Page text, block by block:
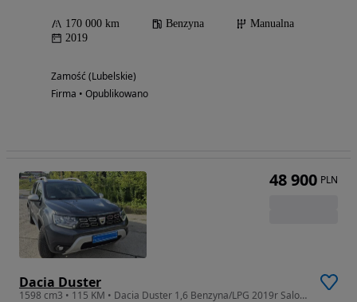
170 000 km Benzyna
Manualna
2019
Zamość (Lubelskie)
Firma • Opublikowano
Dacia Duster
1598 cm3 • 115 KM • Dacia Duster 1,6 Benzyna/LPG 2019r Salon Polska Serwisowany w ASO
48 900 PLN